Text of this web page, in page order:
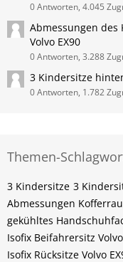
0 Antworten, 4.045
Abmessungen
Volvo EX90
0 Antworten, 3.288
3 Kindersitze
0 Antworten, 1.782
Themen-
3 Kindersitze 3
Abmessungen
gekühltes
Isofix Beifahrersitz
Isofix Rücksitze Volvo